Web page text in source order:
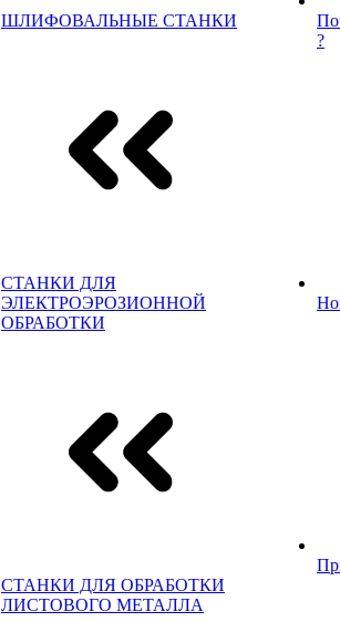
ШЛИФОВАЛЬНЫЕ СТАНКИ
СТАНКИ ДЛЯ
ЭЛЕКТРОЭРОЗИОННОЙ
ОБРАБОТКИ
СТАНКИ ДЛЯ ОБРАБОТКИ
ЛИСТОВОГО МЕТАЛЛА
?